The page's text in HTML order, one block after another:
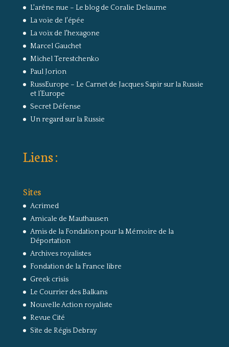
L'arêne nue – Le blog de Coralie Delaume
La voie de l'épée
La voix de l'hexagone
Marcel Gauchet
Michel Terestchenko
Paul Jorion
RussEurope – Le Carnet de Jacques Sapir sur la Russie
et l’Europe
Secret Défense
Un regard sur la Russie
Liens :
Sites
Acrimed
Amicale de Mauthausen
Amis de la Fondation pour la Mémoire de la
Déportation
Archives royalistes
Fondation de la France libre
Greek crisis
Le Courrier des Balkans
Nouvelle Action royaliste
Revue Cité
Site de Régis Debray